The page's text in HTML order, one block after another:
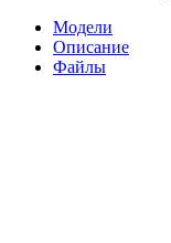
Модели
Описание
Файлы